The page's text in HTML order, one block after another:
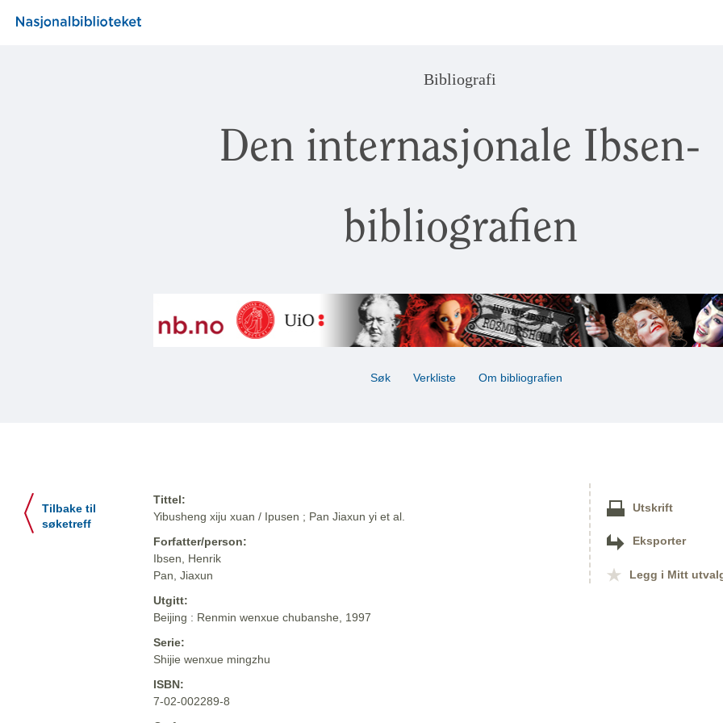
Bibliografi
Den internasjonale Ibsen-
bibliografien
Søk Verkliste Om bibliografien
Tilbake til
søketreff
Tittel:
Yibusheng xiju xuan / Ipusen ; Pan Jiaxun yi et al.
Forfatter/person:
Ibsen, Henrik
Pan, Jiaxun
Utgitt:
Beijing : Renmin wenxue chubanshe, 1997
Serie:
Shijie wenxue mingzhu
ISBN:
7-02-002289-8
Utskrift
Eksporter
Legg i Mitt